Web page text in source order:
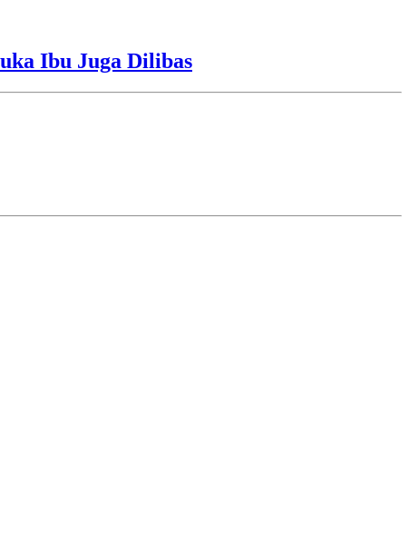
Ibu Juga Dilibas